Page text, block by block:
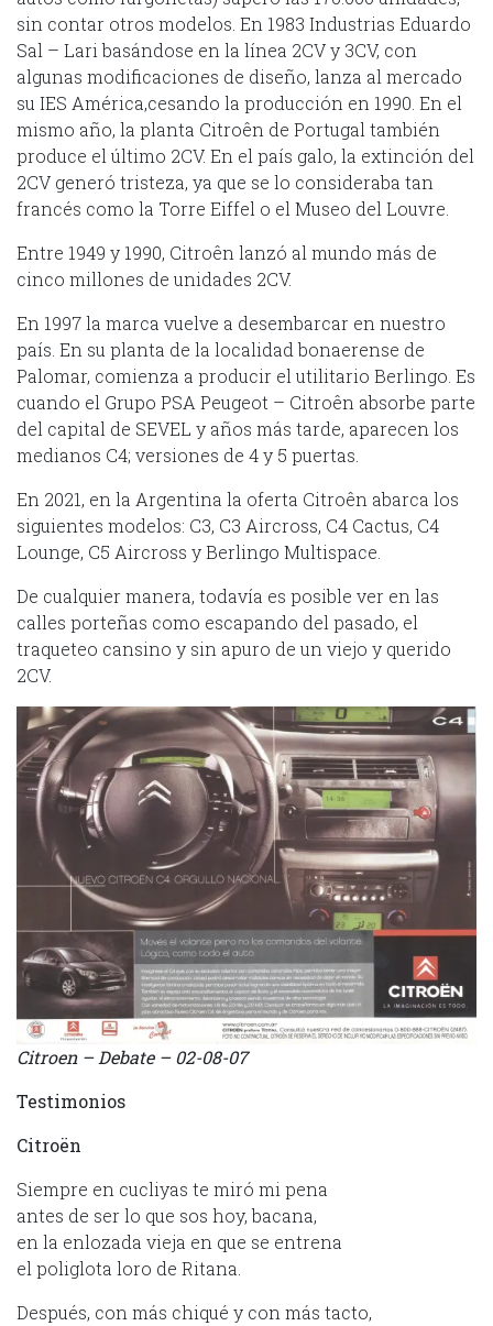
sin contar otros modelos. En 1983 Industrias Eduardo
Sal – Lari basándose en la línea 2CV y 3CV, con
algunas modificaciones de diseño, lanza al mercado
su IES América,cesando la producción en 1990. En el
mismo año, la planta Citroên de Portugal también
produce el último 2CV. En el país galo, la extinción del
2CV generó tristeza, ya que se lo consideraba tan
francés como la Torre Eiffel o el Museo del Louvre.
Entre 1949 y 1990, Citroên lanzó al mundo más de
cinco millones de unidades 2CV.
En 1997 la marca vuelve a desembarcar en nuestro
país. En su planta de la localidad bonaerense de
Palomar, comienza a producir el utilitario Berlingo. Es
cuando el Grupo PSA Peugeot – Citroên absorbe parte
del capital de SEVEL y años más tarde, aparecen los
medianos C4; versiones de 4 y 5 puertas.
En 2021, en la Argentina la oferta Citroên abarca los
siguientes modelos: C3, C3 Aircross, C4 Cactus, C4
Lounge, C5 Aircross y Berlingo Multispace.
De cualquier manera, todavía es posible ver en las
calles porteñas como escapando del pasado, el
traqueteo cansino y sin apuro de un viejo y querido
2CV.
Citroen – Debate – 02-08-07
Testimonios
Citroën
Siempre en cucliyas te miró mi pena
antes de ser lo que sos hoy, bacana,
en la enlozada vieja en que se entrena
el poliglota loro de Ritana.
Después, con más chiqué y con más tacto,